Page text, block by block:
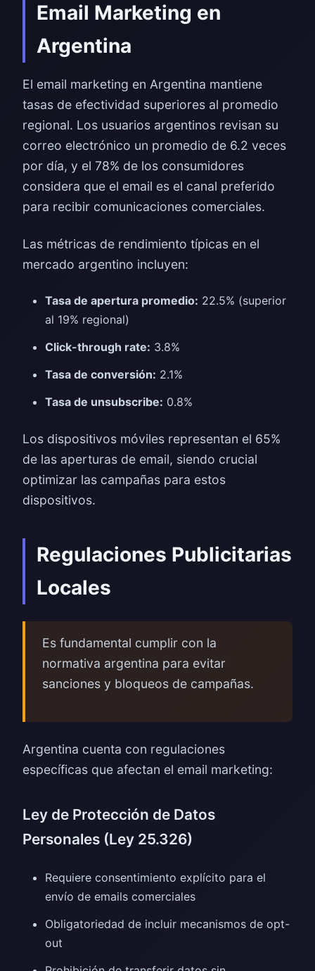
Email Marketing en
Argentina
El email marketing en Argentina mantiene
tasas de efectividad superiores al promedio
regional. Los usuarios argentinos revisan su
correo electrónico un promedio de 6.2 veces
por día, y el 78% de los consumidores
considera que el email es el canal preferido
para recibir comunicaciones comerciales.
Las métricas de rendimiento típicas en el
mercado argentino incluyen:
Tasa de apertura promedio: 22.5% (superior
al 19% regional)
Click-through rate: 3.8%
Tasa de conversión: 2.1%
Tasa de unsubscribe: 0.8%
Los dispositivos móviles representan el 65%
de las aperturas de email, siendo crucial
optimizar las campañas para estos
dispositivos.
Regulaciones Publicitarias
Locales
Es fundamental cumplir con la
normativa argentina para evitar
sanciones y bloqueos de campañas.
Argentina cuenta con regulaciones
específicas que afectan el email marketing:
Ley de Protección de Datos
Personales (Ley 25.326)
Requiere consentimiento explícito para el
envío de emails comerciales
Obligatoriedad de incluir mecanismos de opt-
out